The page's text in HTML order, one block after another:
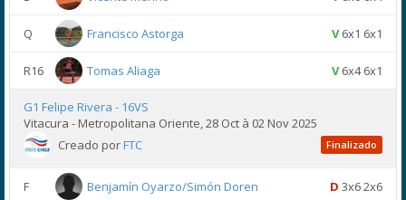
Q Francisco Astorga V6x1 6x1
R16 Tomas Aliaga V6x4 6x1
G1 Felipe Rivera - 16VS
Vitacura - Metropolitana Oriente, 28 Oct à 02 Nov 2025
Creado porFTC Finalizado
F Benjamín Oyarzo/Simón Doren D 3x6 2x6